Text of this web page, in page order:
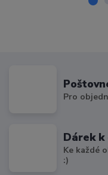
Pro
Dárek k
Ke každé
:)